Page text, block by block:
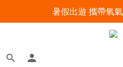
明陽來村全館
暑假出遊 攜帶氧
明陽來村全館